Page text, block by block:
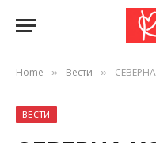
Home » Вести »
ВЕСТИ